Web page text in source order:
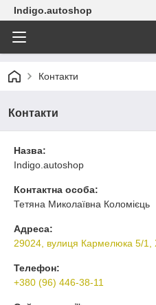
Indigo.autoshop
Контакти
Контакти
Назва:
Indigo.autoshop
Контактна особа:
Тетяна Миколаївна Коломієць
Адреса:
29024, вулиця Кармелюка 5/1,
Телефон:
+380 (96) 446-38-11